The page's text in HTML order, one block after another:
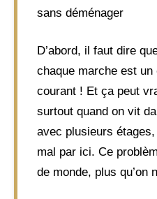
sans déménager
D’abord, il faut dire
chaque marche est un
courant ! Et ça peut
surtout quand on vit
avec plusieurs
mal par ici. Ce
de monde, plus qu’on